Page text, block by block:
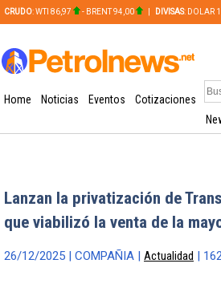
CRUDO: WTI 86,97 - BRENT 94,00 DIVISAS: DOLAR
Home Noticias Eventos
Cotizaciones
Lanzan la privatización de
que viabilizó la venta de la
26/12/2025 | COMPAÑIA | Actualidad |